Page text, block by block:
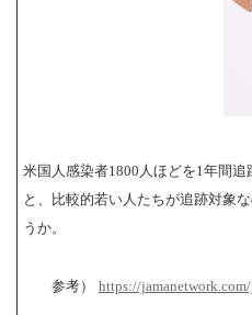
米国人感染者1800人ほどを1年間
と、比較的若い人たちが追跡対象
うか。
参考） https://